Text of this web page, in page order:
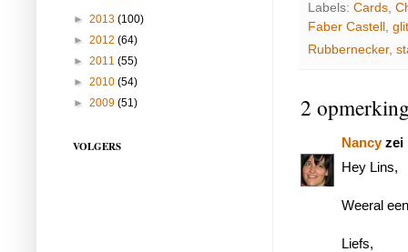
Labels: Cards,
Faber Castell ,
Rubbernecker,
2
Nancyzei
Hey Lins,
Weeral
Liefs,
► 2013 (100)
► 2012 (64)
► 2011 (55)
► 2010 (54)
► 2009 (51)
VOLGERS